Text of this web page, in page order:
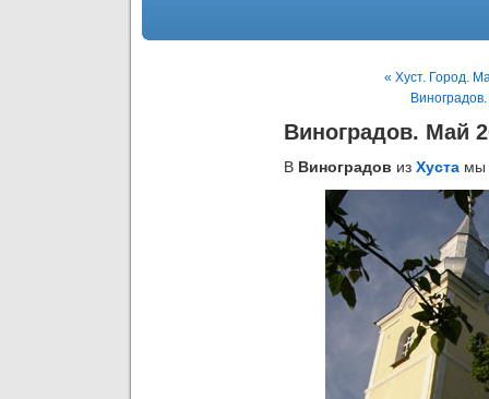
« Хуст. Город.
Виноградов. Май
В Виноградов из Хуста мы